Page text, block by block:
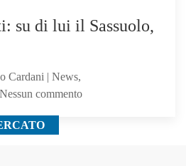
anche
su di lui il Sassuolo,
Cardani | News,
commentosu